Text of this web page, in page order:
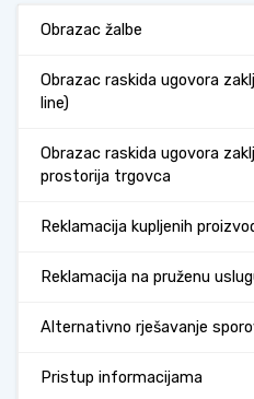
Obrazac žalbe
Obrazac raskida ugovora
line)
Obrazac raskida ugovora
prostorija trgovca
Reklamacija kupljenih
Reklamacija na pruženu
Alternativno rješavanje
Pristup informacijama